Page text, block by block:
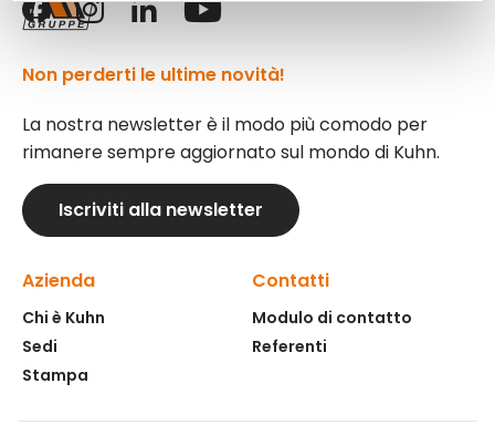
Non perderti le ultime novità!
La nostra newsletter è il modo più comodo per
rimanere sempre aggiornato sul mondo di Kuhn.
Iscriviti alla newsletter
Azienda
Chi è Kuhn
Sedi
Stampa
Contatti
Modulo di contatto
Referenti